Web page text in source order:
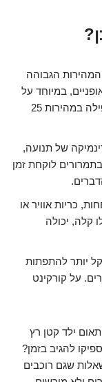
הגבוהה
במיוחד על
מדרכות משובשות או כבישים לא חלקים. נפילה במהירות 25
של תנועה,
לוקחת זמן
כריות אוויר או
קלה, יכולה
בואו נודה, בגיל 14 קל יותר להתפתות
על קורקינט
ילד קטן רץ
להגיב בזמן?
שגם רוכבים